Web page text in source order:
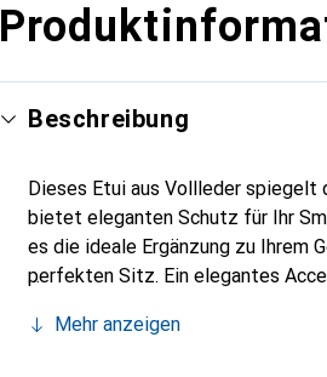
Beschreibung
Dieses Etui aus Vollleder spiegelt
bietet eleganten Schutz für Ihr
es die ideale Ergänzung zu Ihrem
perfekten Sitz. Ein elegantes
Kunden.
Mehr anzeigen